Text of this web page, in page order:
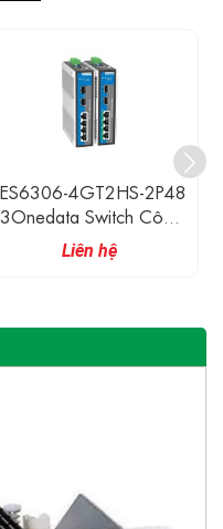
4GT2HS-2P48
3Onedata Switch Công
Nghiệp 4 Cổng 1G
Ethernet, 2 Cổng 2.5G
Liên hệ